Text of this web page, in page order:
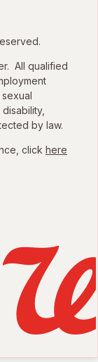
All qualified
by law.
click here